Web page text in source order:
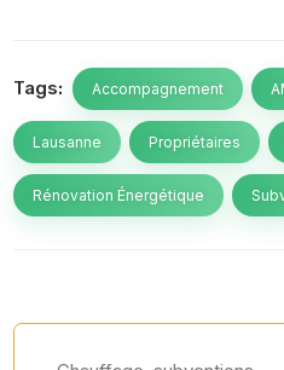
Tags: Accompagnement
Lausanne Propriétaires
Rénovation Énergétique